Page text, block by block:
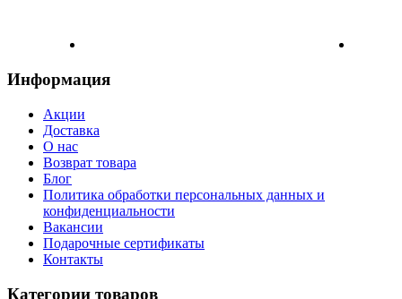
Информация
Акции
Доставка
О нас
Возврат товара
Блог
Политика обработки персональных данных и
конфиденциальности
Вакансии
Подарочные сертификаты
Контакты
Категории товаров